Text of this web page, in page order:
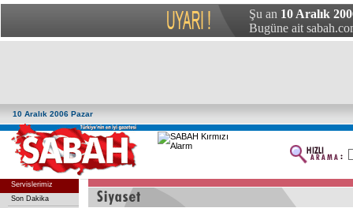
Şu an 10 Aralık
Bugüne ait
10 Aralık 2006 Pazar
Servislerimiz
Son Dakika